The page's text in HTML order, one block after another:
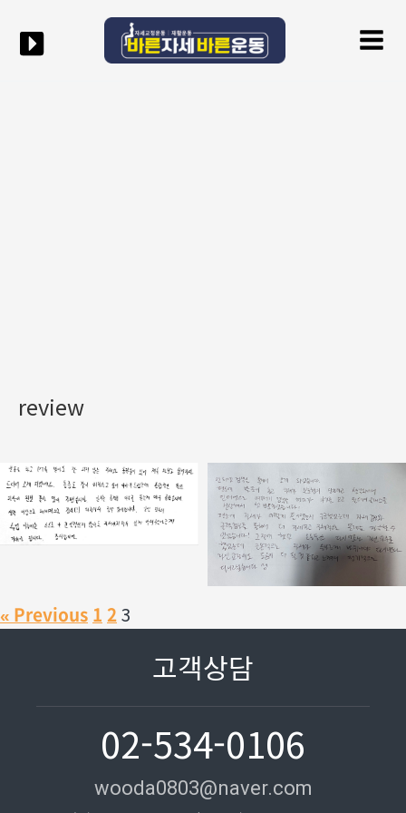
건너뛰기
review
« Previous 1 23
고객상담
02-534-0106
wooda0803@naver.com